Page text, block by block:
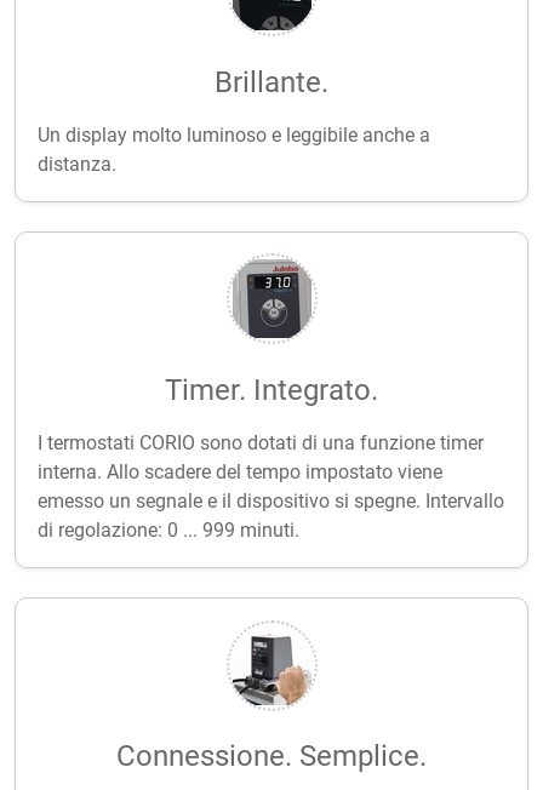
Brillante.
Un display molto luminoso e leggibile anche a
distanza.
Timer. Integrato.
I termostati CORIO sono dotati di una funzione timer
interna. Allo scadere del tempo impostato viene
emesso un segnale e il dispositivo si spegne. Intervallo
di regolazione: 0 ... 999 minuti.
Connessione. Semplice.